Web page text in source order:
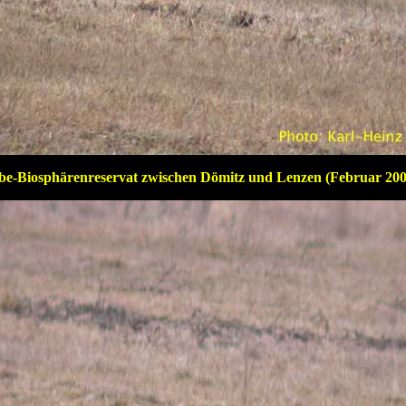
Biosphärenreservat zwischen Dömitz und Lenzen (Februar